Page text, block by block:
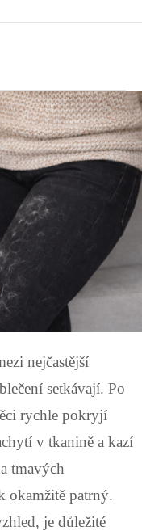
nejčastější
setkávají. Po
rychle pokryjí
v tkanině a kazí
tmavých
okamžitě patrný.
je důležité